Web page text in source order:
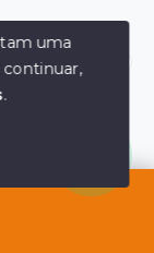
ajudar?
uma
continuar,
.